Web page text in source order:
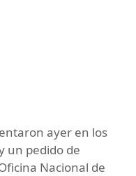
ayer en los
un pedido de
Nacional de